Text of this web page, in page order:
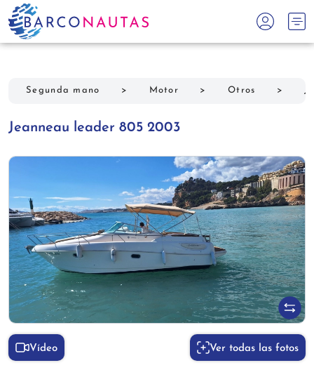
Segunda mano > Motor > Otros >
Jeanneau leader 805 2003
Vídeo Ver todas las fotos